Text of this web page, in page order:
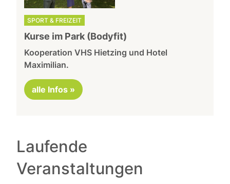
SPORT & FREIZEIT
Kurse im Park (Bodyfit)
Kooperation VHS Hietzing und Hotel
Maximilian.
alle Infos »
Laufende
Veranstaltungen